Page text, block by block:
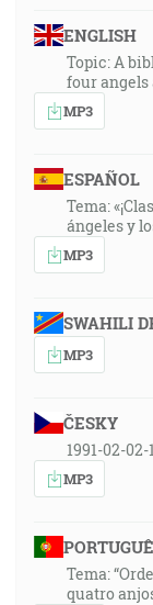
ENGLISH
Topic: A
four angels
MP3
ESPAÑOL
Tema:
ángeles y
MP3
SWAHILI
MP3
ČESKY
1991-02-
MP3
Tema:
quatro